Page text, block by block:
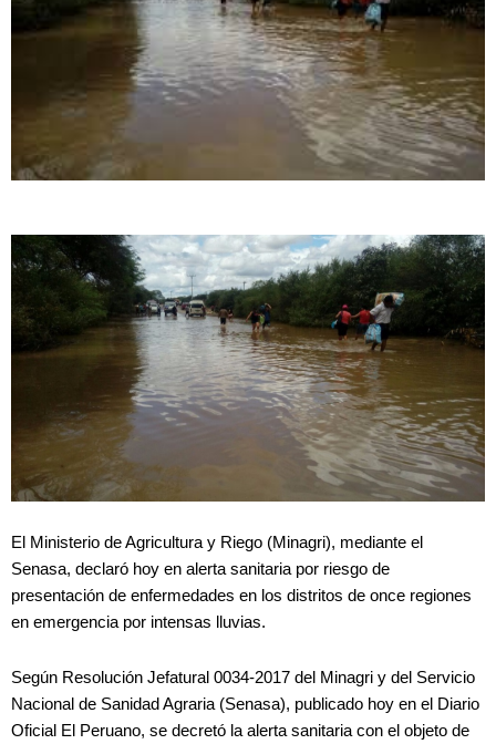
El Ministerio de Agricultura y Riego (Minagri), mediante el
Senasa, declaró hoy en alerta sanitaria por riesgo de
presentación de enfermedades en los distritos de once regiones
en emergencia por intensas lluvias.
Según Resolución Jefatural 0034-2017 del Minagri y del Servicio
Nacional de Sanidad Agraria (Senasa), publicado hoy en el Diario
Oficial El Peruano, se decretó la alerta sanitaria con el objeto de